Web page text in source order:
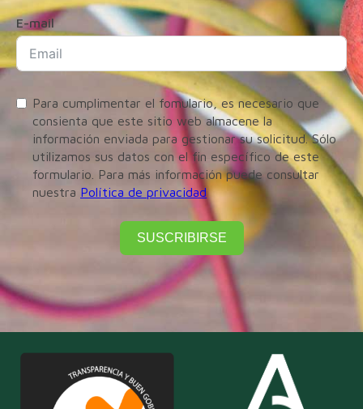
E-mail
Para cumplimentar el fomulario, es necesario que
consienta que este sitio web almacene la
información enviada para gestionar su solicitud. Sólo
utilizamos sus datos con el fin específico de este
formulario. Para más información puede consultar
nuestra Política de privacidad
SUSCRIBIRSE